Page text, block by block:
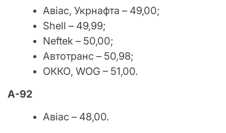
Авіас, Укрнафта – 49,00;
Shell – 49,99;
Neftek – 50,00;
Автотранс – 50,98;
ОККО, WOG – 51,00.
А-92
Авіас – 48,00.